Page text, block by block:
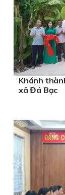
Khánh
xã Đá Bạc